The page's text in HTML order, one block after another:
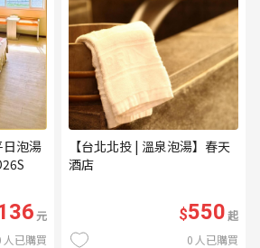
日泡湯
元
人已購買
【台北北投 | 溫泉泡湯】春天
酒店
$550起
0 人已購買